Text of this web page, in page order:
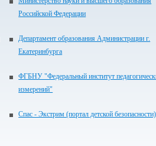
Российской Федерации
Департамент образования Администрации г.
Екатеринбурга
ФГБНУ "Федеральный институт
измерений"
Спас - Экстрим (портал детской безопасности)